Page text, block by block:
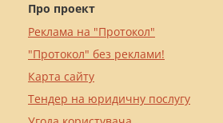
Про проект
Реклама на "Протокол"
"Протокол" без реклами!
Карта сайту
Тендер на юридичну послугу